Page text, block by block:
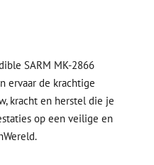
SARM MK-2866
ervaar de krachtige
kracht en herstel die je
op een veilige en